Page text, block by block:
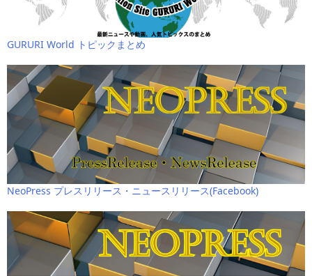
GURURI World トピックまとめ
NeoPress プレスリリース・ニュースリリース(Facebook)